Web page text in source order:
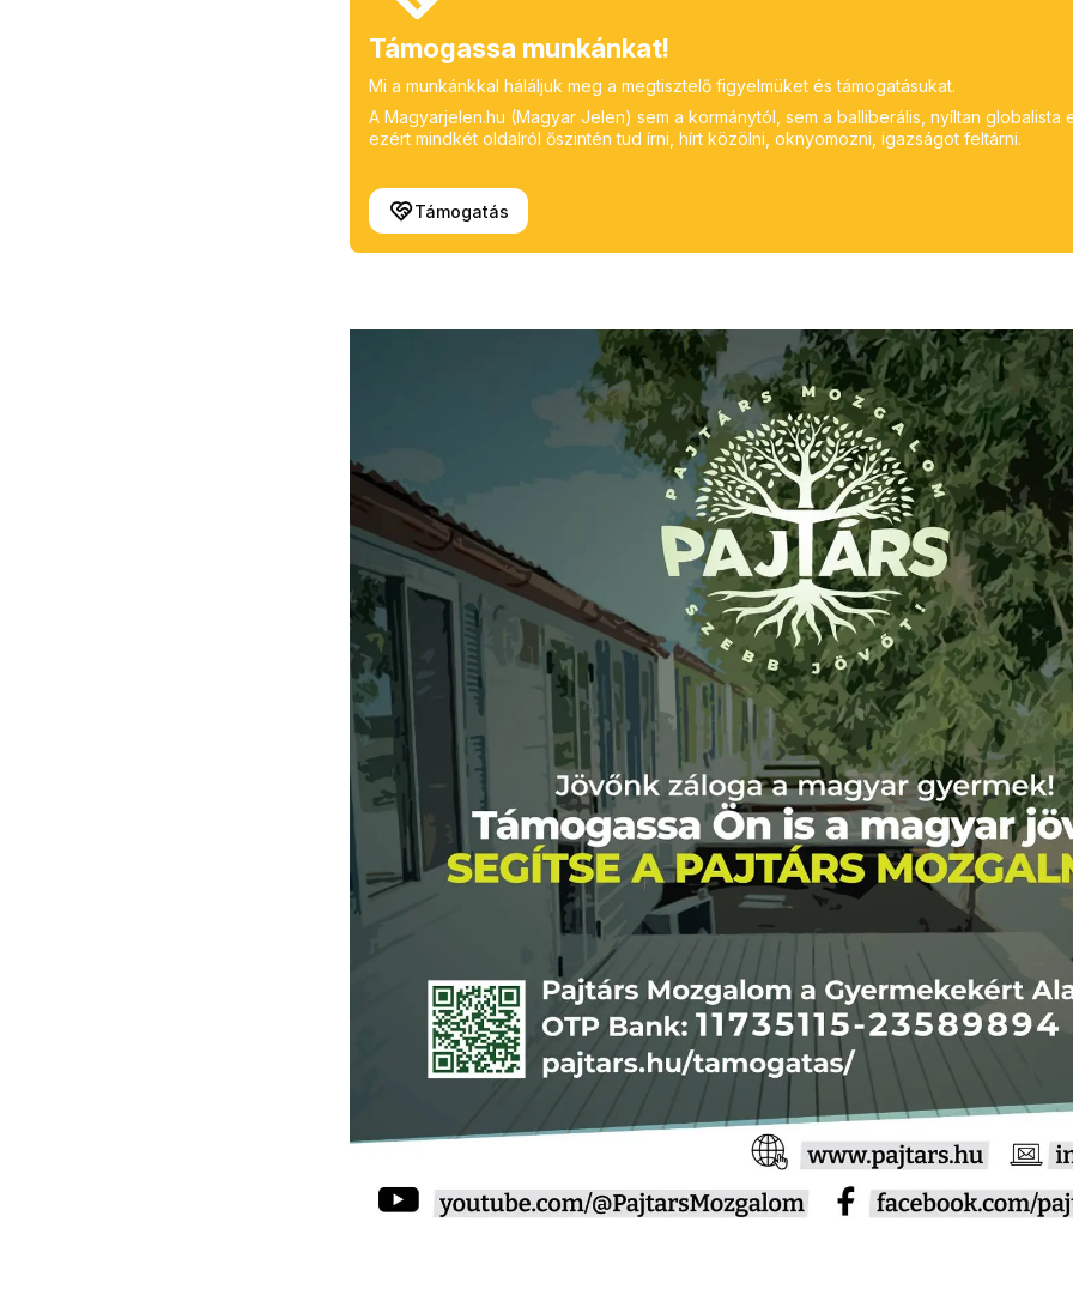
Támogassa munkánkat!
Mi a munkánkkal háláljuk meg a megtisztelő figyelmüket és támogatásukat.
A Magyarjelen.hu (Magyar Jelen) sem a kormánytól, sem a balliberális, nyíltan globalista
ezért mindkét oldalról őszintén tud írni, hírt közölni, oknyomozni, igazságot feltárni.
Támogatás